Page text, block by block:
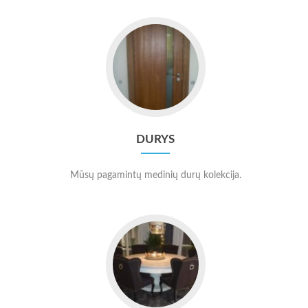
Go
to
Durys
DURYS
Mūsų pagamintų medinių durų kolekcija.
Go
to
Kiti
gaminiai